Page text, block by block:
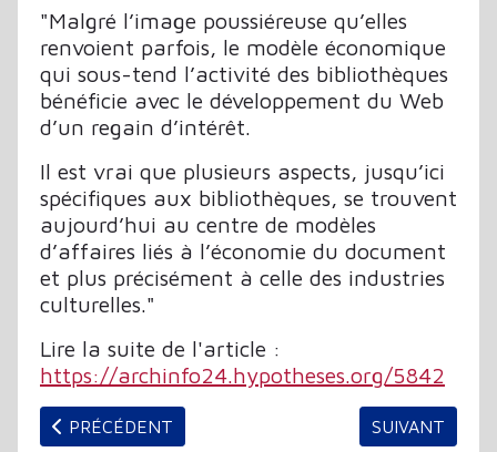
"Malgré l’image poussiéreuse qu’elles
renvoient parfois, le modèle économique
qui sous-tend l’activité des bibliothèques
bénéficie avec le développement du Web
d’un regain d’intérêt.
Il est vrai que plusieurs aspects, jusqu’ici
spécifiques aux bibliothèques, se trouvent
aujourd’hui au centre de modèles
d’affaires liés à l’économie du document
et plus précisément à celle des industries
culturelles."
Lire la suite de l'article :
https://archinfo24.hypotheses.org/5842
ARTICLE PRÉCÉDENT : LES CHIFFRES-CLÉS SUR
PRÉCÉDENT ARTICLE
SUIVANT